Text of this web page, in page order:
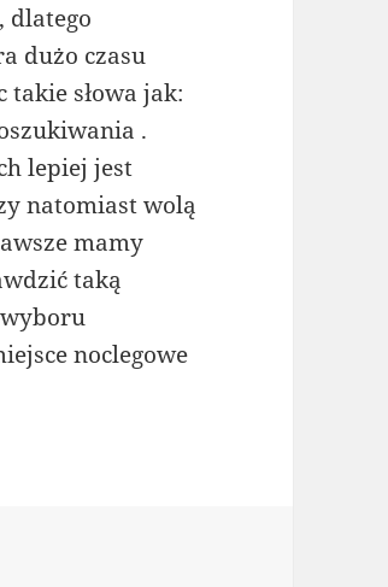
dlatego
dużo czasu
słowa jak:
.
lepiej jest
natomiast wolą
mamy
taką
noclegowe